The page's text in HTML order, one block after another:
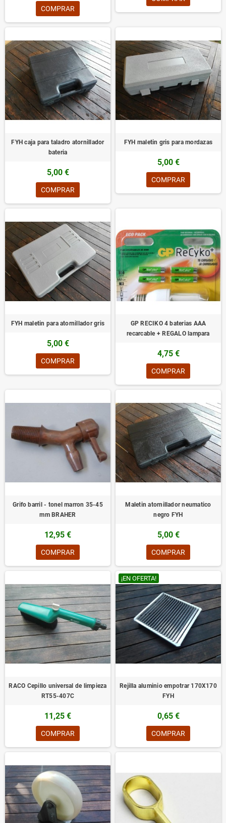
COMPRAR
FYH caja para taladro atornillador
bateria
5,00 €
COMPRAR
FYH maletin gris para mordazas
5,00 €
COMPRAR
FYH maletin para atornillador gris
5,00 €
COMPRAR
GP RECIKO 4 baterias AAA
recarcable + REGALO lampara
4,75 €
COMPRAR
Grifo barril - tonel marron 35-45
mm BRAHER
12,95 €
COMPRAR
Maletin atornillador neumatico
negro FYH
5,00 €
COMPRAR
RACO Cepillo universal de limpieza
RT55-407C
11,25 €
COMPRAR
¡EN OFERTA!
Rejilla aluminio empotrar 170X170
FYH
0,65 €
COMPRAR